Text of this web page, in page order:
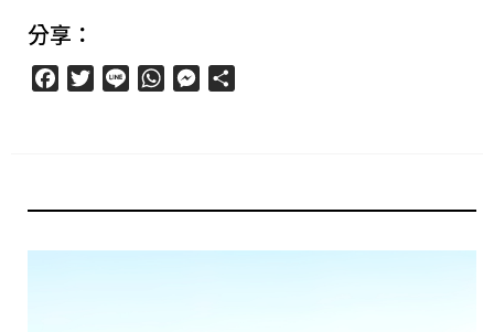
分享：
FacebookTwitter
Line WhatsAppMessenger